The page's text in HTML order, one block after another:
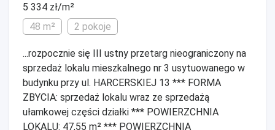
5 334 zł/m²
48 m²
2 pokoje
...rozpocznie się III ustny przetarg nieograniczony na
sprzedaż lokalu mieszkalnego nr 3 usytuowanego w
budynku przy ul. HARCERSKIEJ 13 *** FORMA
ZBYCIA: sprzedaż lokalu wraz ze sprzedażą
ułamkowej części działki *** POWIERZCHNIA
LOKALU: 47,55 m² *** POWIERZCHNIA